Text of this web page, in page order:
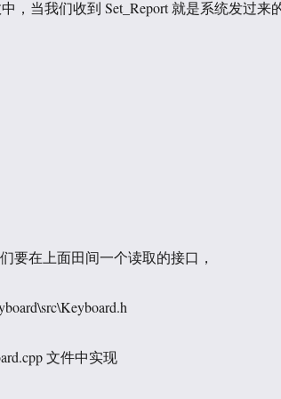
，当我们收到 Set_Report 就是系统发过来
要在上面田间一个读取的接口，
文件中实现